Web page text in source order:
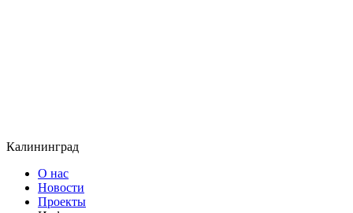
Калининград
О нас
Новости
Проекты